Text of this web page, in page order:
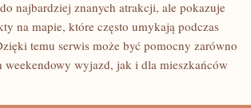
najbardziej znanych atrakcji, ale pokazuje
na mapie, które często umykają podczas
temu serwis może być pomocny zarówno
weekendowy wyjazd, jak i dla mieszkańców